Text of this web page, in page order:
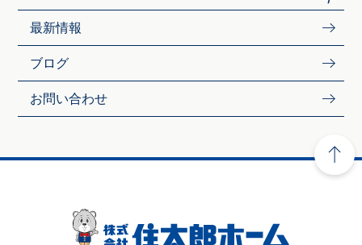
最新情報
ブログ
お問い合わせ